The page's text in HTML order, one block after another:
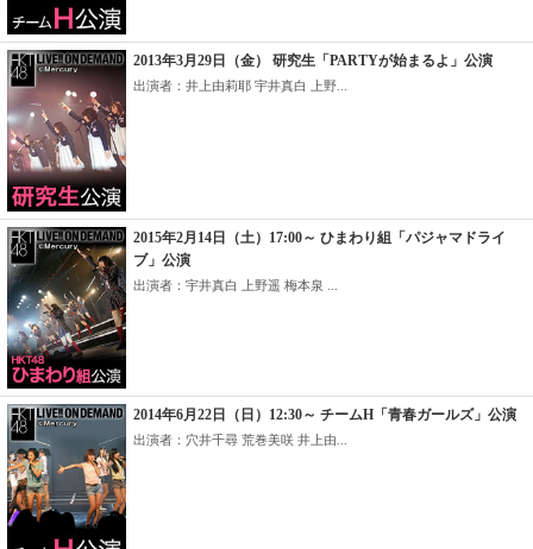
2013年3月29日（金） 研究生「PARTYが始まるよ」公演
出演者：井上由莉耶 宇井真白 上野...
2015年2月14日（土）17:00～ ひまわり組「パジャマドライ
ブ」公演
出演者：宇井真白 上野遥 梅本泉 ...
2014年6月22日（日）12:30～ チームH「青春ガールズ」公演
出演者：穴井千尋 荒巻美咲 井上由...